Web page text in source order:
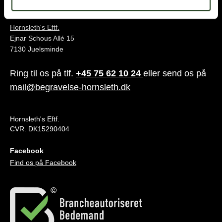
Hornsleth's Eftf.
Ejnar Schous Allé 15
7130 Juelsminde
Ring til os på tlf. +45 75 62 10 24 eller send os på
mail@begravelse-hornsleth.dk
Hornsleth's Eftf.
CVR. DK15290404
Facebook
Find os på Facebook